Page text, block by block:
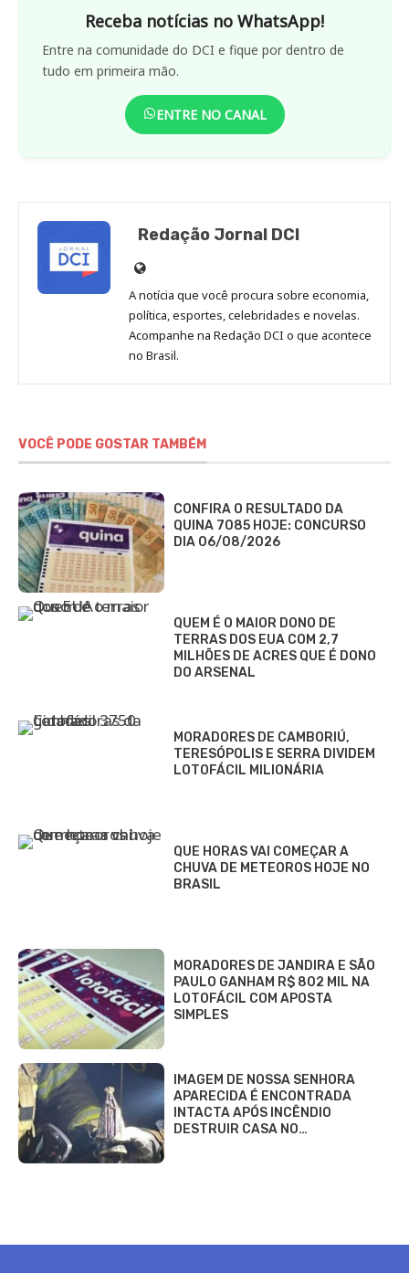
Receba notícias no WhatsApp!
Entre na comunidade do DCI e fique por dentro de
tudo em primeira mão.
ENTRE NO CANAL
Redação Jornal DCI
Site
de
Redação
Jornal
DCI
A notícia que você procura sobre economia,
política, esportes, celebridades e novelas.
Acompanhe na Redação DCI o que acontece
no Brasil.
VOCÊ PODE GOSTAR TAMBÉM
CONFIRA O RESULTADO DA
QUINA 7085 HOJE: CONCURSO
DIA 06/08/2026
QUEM É O MAIOR DONO DE
TERRAS DOS EUA COM 2,7
MILHÕES DE ACRES QUE É DONO
DO ARSENAL
MORADORES DE CAMBORIÚ,
TERESÓPOLIS E SERRA DIVIDEM
LOTOFÁCIL MILIONÁRIA
QUE HORAS VAI COMEÇAR A
CHUVA DE METEOROS HOJE NO
BRASIL
MORADORES DE JANDIRA E SÃO
PAULO GANHAM R$ 802 MIL NA
LOTOFÁCIL COM APOSTA
SIMPLES
IMAGEM DE NOSSA SENHORA
APARECIDA É ENCONTRADA
INTACTA APÓS INCÊNDIO
DESTRUIR CASA NO…